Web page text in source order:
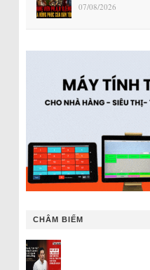
07/08/2026
CHÂM BIẾM